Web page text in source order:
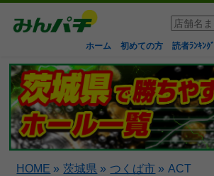
ホーム 初めての方 読者ﾗﾝｷﾝｸﾞ
HOME » 茨城県 » つくば市 » ACT